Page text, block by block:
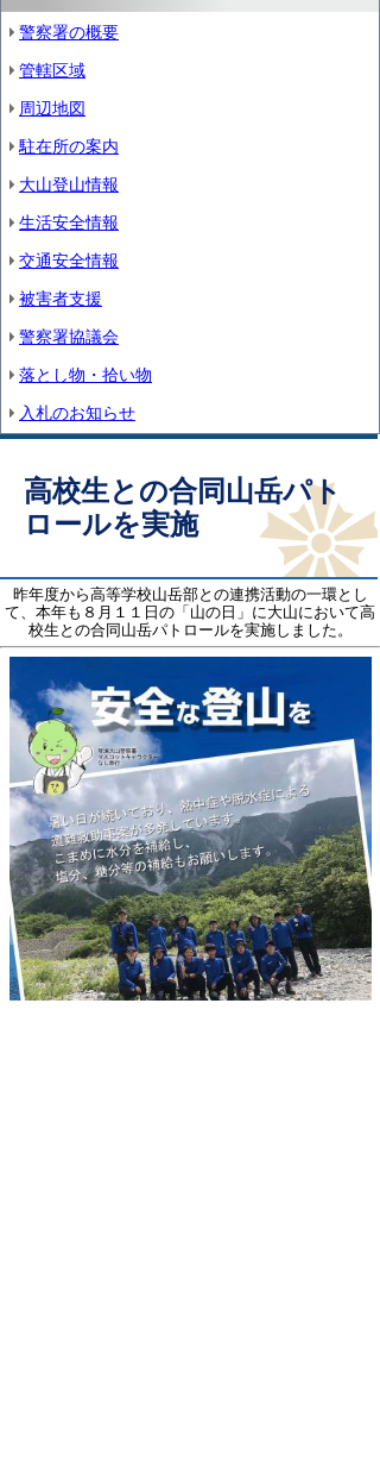
警察署の概要
管轄区域
周辺地図
駐在所の案内
大山登山情報
生活安全情報
交通安全情報
被害者支援
警察署協議会
落とし物・拾い物
入札のお知らせ
高校生との合同山岳パト
ロールを実施
昨年度から高等学校山岳部との連携活動の一環とし
て、本年も８月１１日の「山の日」に大山において高
校生との合同山岳パトロールを実施しました。